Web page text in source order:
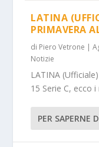
LATINA
PRIMAVERA
di Piero Vetrone |
Notizie
LATINA
15 Serie C, ecco
PER SAPERNE